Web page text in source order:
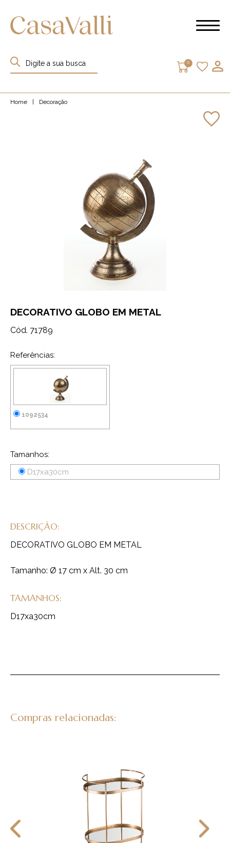
0
Home Decoração
DECORATIVO GLOBO EM METAL
Cód. 71789
Referências:
1092534
Tamanhos:
D17xa30cm
DESCRIÇÃO:
DECORATIVO GLOBO EM METAL
Tamanho: Ø 17 cm x Alt. 30 cm
TAMANHOS:
D17xa30cm
Compras relacionadas: